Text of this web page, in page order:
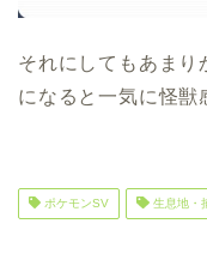
それにしてもあま
になると一気に怪獣
ポケモンSV 生息地・